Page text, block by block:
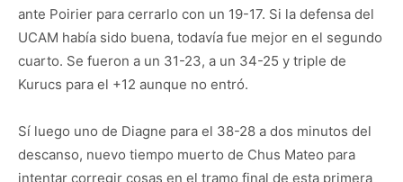
ante Poirier para cerrarlo con un 19-17. Si la defensa del
UCAM había sido buena, todavía fue mejor en el segundo
cuarto. Se fueron a un 31-23, a un 34-25 y triple de
Kurucs para el +12 aunque no entró.
Sí luego uno de Diagne para el 38-28 a dos minutos del
descanso, nuevo tiempo muerto de Chus Mateo para
intentar corregir cosas en el tramo final de esta primera